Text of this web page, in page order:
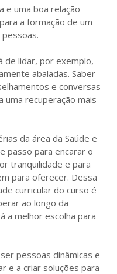
e uma boa relação
a formação de um
de lidar, por exemplo,
abaladas. Saber
e conversas
uma recuperação mais
da área da Saúde e
passo para encarar o
tranquilidade e para
para oferecer. Dessa
curricular do curso é
ao longo da
a melhor escolha para
pessoas dinâmicas e
e a criar soluções para